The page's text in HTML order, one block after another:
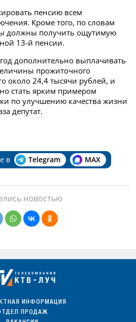
пенсию всем
Кроме того, по словам
должны получить ощутимую
13-й пенсии.
дополнительно выплачивать
прожиточного
около 24,4 тысячи рублей, и
стать ярким примером
по улучшению качества жизни
депутат.
в Telegram MAX
новостью
ИНФОРМАЦИЯ
ПРОДАЖ